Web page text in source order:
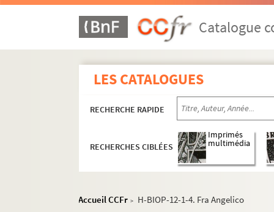
Catalogue
LES CATALOGUES
RECHERCHE RAPIDE
RECHERCHES CIBLÉES
Imprimés
multimédia
Accueil CCFr > H-BIOP-12-1-4. Fra Angelico